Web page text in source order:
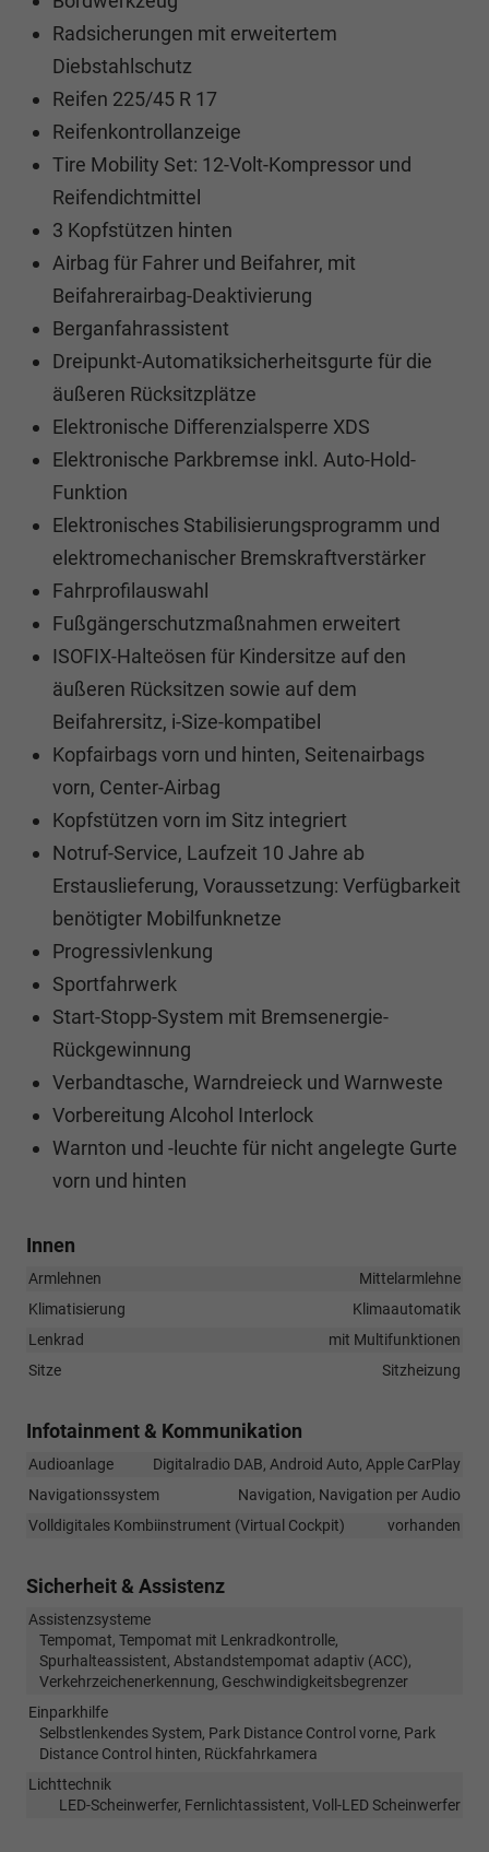
Radsicherungen mit erweitertem
Diebstahlschutz
Reifen 225/45 R 17
Reifenkontrollanzeige
Tire Mobility Set: 12-Volt-Kompressor und
Reifendichtmittel
3 Kopfstützen hinten
Airbag für Fahrer und Beifahrer, mit
Beifahrerairbag-Deaktivierung
Berganfahrassistent
Dreipunkt-Automatiksicherheitsgurte für die
äußeren Rücksitzplätze
Elektronische Differenzialsperre XDS
Elektronische Parkbremse inkl. Auto-Hold-
Funktion
Elektronisches Stabilisierungsprogramm und
elektromechanischer Bremskraftverstärker
Fahrprofilauswahl
Fußgängerschutzmaßnahmen erweitert
ISOFIX-Halteösen für Kindersitze auf den
äußeren Rücksitzen sowie auf dem
Beifahrersitz, i-Size-kompatibel
Kopfairbags vorn und hinten, Seitenairbags
vorn, Center-Airbag
Kopfstützen vorn im Sitz integriert
Notruf-Service, Laufzeit 10 Jahre ab
Erstauslieferung, Voraussetzung: Verfügbarkeit
benötigter Mobilfunknetze
Progressivlenkung
Sportfahrwerk
Start-Stopp-System mit Bremsenergie-
Rückgewinnung
Verbandtasche, Warndreieck und Warnweste
Vorbereitung Alcohol Interlock
Warnton und -leuchte für nicht angelegte Gurte
vorn und hinten
Innen
Armlehnen
Mittelarmlehne
Klimatisierung
Klimaautomatik
Lenkrad
mit Multifunktionen
Sitze
Sitzheizung
Infotainment & Kommunikation
Audioanlage
Digitalradio DAB, Android Auto, Apple CarPlay
Navigationssystem
Navigation, Navigation per Audio
Volldigitales Kombiinstrument (Virtual Cockpit)
vorhanden
Sicherheit & Assistenz
Assistenzsysteme
Tempomat, Tempomat mit Lenkradkontrolle,
Spurhalteassistent, Abstandstempomat adaptiv (ACC),
Verkehrzeichenerkennung, Geschwindigkeitsbegrenzer
Einparkhilfe
Selbstlenkendes System, Park Distance Control vorne, Park
Distance Control hinten, Rückfahrkamera
Lichttechnik
LED-Scheinwerfer, Fernlichtassistent, Voll-LED Scheinwerfer